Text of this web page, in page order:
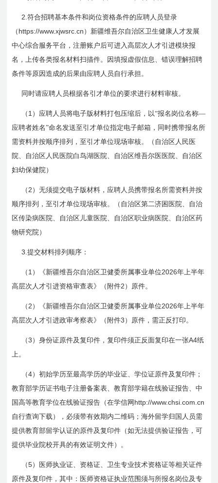
2.符合招聘基本条件和岗位资格条件的应聘人员登录
（ https://www.xjwsrc.cn ）新疆维吾尔自治区卫生健康人才发展
中心综合服务平台，注册账户后可进入高层次人才引进模块报
名，上传各类报名材料扫描件。因填报虚假信息、错误理解招聘
条件等原因造成的后果由应聘人员自行承担。
同时请应聘人员根据各引才单位的要求进行材料审核。
（ 1 ）应聘人员将电子版材料打包压缩后，以“报名岗位名称—
应聘者姓名”命名发送至引才单位指定电子邮箱，同时携带报名所
需资料并按顺序排列，至引才单位现场审核。（自治区人民医
院、自治区人民医院白鸟湖医院、自治区维吾尔医医院、自治区
妇幼保健院）
（ 2 ）无须提交电子版材料，应聘人员携带报名所需资料并按
顺序排列，至引才单位现场审核。（自治区第二济困医院、自治
区传染病医院、自治区儿童医院、自治区职业病医院、自治区药
物研究院）
3.提交材料排列顺序：
（ 1 ）《新疆维吾尔自治区卫健委所属事业单位2026年上半年
高层次人才引进资格审查表》（附件2 ）原件。
（ 2 ）《新疆维吾尔自治区卫健委所属事业单位2026年上半年
高层次人才引进政审考察表》（附件3 ）原件，需正反打印。
（3 ）身份证原件及复印件，复印件须正反面复印在一张A4纸
上。
（4）初始学历至最高学历的毕业证、学位证原件及复印件；
教育部学历证书电子注册备案表、教育部学籍在线验证报告、中
国高等教育学位在线验证报告（在学信网 http://www.chsi.com.cn
自行查询下载），必须带有效期内二维码；海外留学归国人员需
提供教育部留学认证的原件及复印件（如无法提供验证报告，可
提供毕业院校开具的有效证明文件）。
（5）医师执业证、资格证、卫生专业技术资格证等相关证件
原件及复印件，其中：医师资格证执业范围须与所报名岗位及专